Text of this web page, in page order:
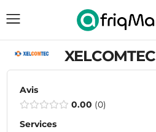
XELCOMTEC
Avis
0.00 0
Services